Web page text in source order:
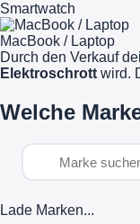
Smartwatch
MacBook / Laptop
Durch den Verkauf
Elektroschrott wird.
Welche
Lade Marken...